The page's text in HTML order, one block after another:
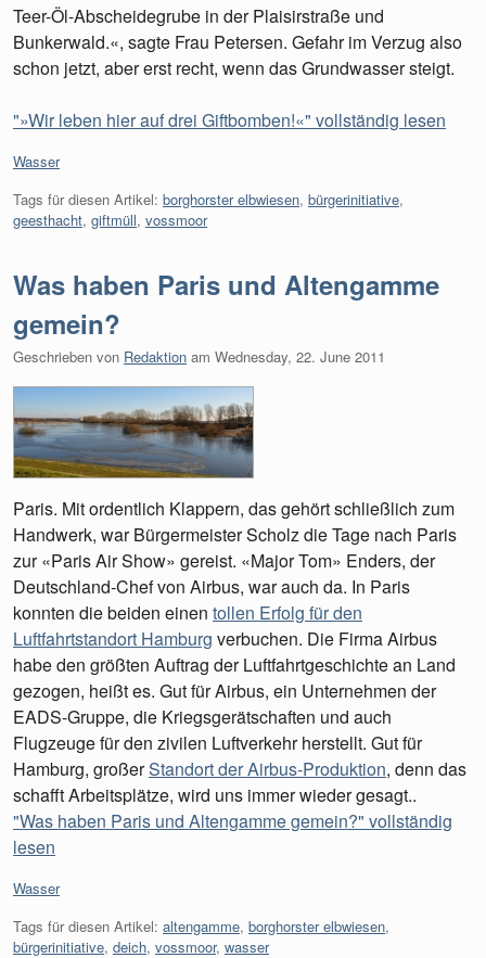
Teer-Öl-Abscheidegrube in der Plaisirstraße und
Bunkerwald.«, sagte Frau Petersen. Gefahr im Verzug also
schon jetzt, aber erst recht, wenn das Grundwasser steigt.
"»Wir leben hier auf drei Giftbomben!«" vollständig lesen
Kategorien:
Wasser
Tags für diesen Artikel: borghorster elbwiesen, bürgerinitiative,
geesthacht, giftmüll, vossmoor
Was haben Paris und Altengamme
gemein?
Geschrieben von Redaktion am Wednesday, 22. June 2011
Paris. Mit ordentlich Klappern, das gehört schließlich zum
Handwerk, war Bürgermeister Scholz die Tage nach Paris
zur «Paris Air Show» gereist. «Major Tom» Enders, der
Deutschland-Chef von Airbus, war auch da. In Paris
konnten die beiden einen tollen Erfolg für den
Luftfahrtstandort Hamburg verbuchen. Die Firma Airbus
habe den größten Auftrag der Luftfahrtgeschichte an Land
gezogen, heißt es. Gut für Airbus, ein Unternehmen der
EADS-Gruppe, die Kriegsgerätschaften und auch
Flugzeuge für den zivilen Luftverkehr herstellt. Gut für
Hamburg, großerStandort der Airbus-Produktion, denn das
schafft Arbeitsplätze, wird uns immer wieder gesagt..
"Was haben Paris und Altengamme gemein?" vollständig
lesen
Kategorien:
Wasser
Tags für diesen Artikel: altengamme, borghorster elbwiesen,
bürgerinitiative, deich, vossmoor, wasser